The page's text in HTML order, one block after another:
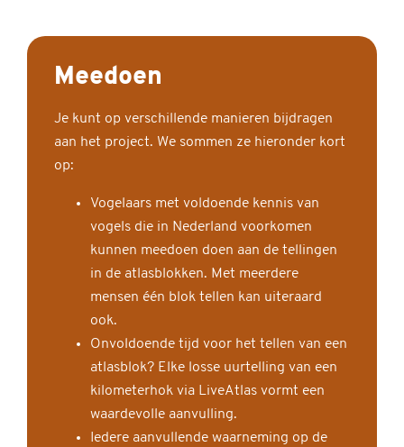
Meedoen
Je kunt op verschillende manieren bijdragen
aan het project. We sommen ze hieronder kort
op:
Vogelaars met voldoende kennis van
vogels die in Nederland voorkomen
kunnen meedoen doen aan de tellingen
in de atlasblokken. Met meerdere
mensen één blok tellen kan uiteraard
ook.
Onvoldoende tijd voor het tellen van een
atlasblok? Elke losse uurtelling van een
kilometerhok via LiveAtlas vormt een
waardevolle aanvulling.
Iedere aanvullende waarneming op de